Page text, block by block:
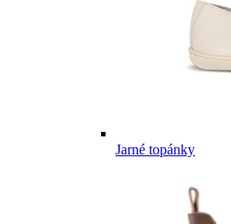
Jarné topánky